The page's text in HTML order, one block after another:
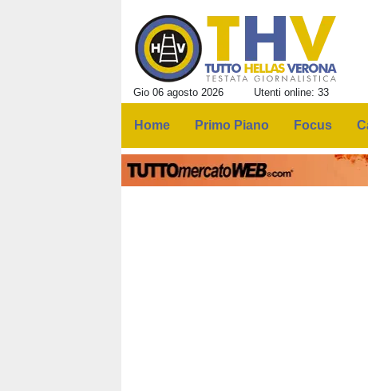
Gio 06 agosto 2026 Utenti online: 33
Home Primo Piano Focus